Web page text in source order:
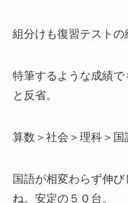
組分けも復習テストの
特筆するような成績で
と反省。
算数＞社会＞理科＞国
国語が相変わらず伸
ね。安定の５０台。